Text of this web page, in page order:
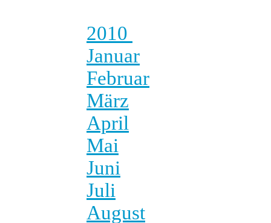
2010
Januar
Februar
März
April
Mai
Juni
Juli
August